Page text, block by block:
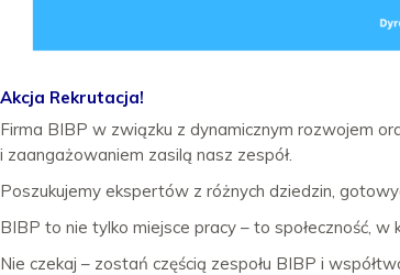
Akcja Rekrutacja!
Firma BIBP w związku z dynamicznym rozwojem
i zaangażowaniem zasilą nasz zespół.
Poszukujemy ekspertów z różnych dziedzin,
BIBP to nie tylko miejsce pracy – to społeczność,
Nie czekaj – zostań częścią zespołu BIBP i